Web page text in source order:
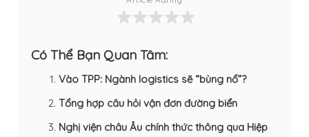
Có Thể Bạn Quan Tâm:
Vào TPP: Ngành logistics sẽ “bùng nổ”?
Tổng hợp câu hỏi vận đơn đường biển
Nghị viện châu Âu chính thức thông qua Hiệp